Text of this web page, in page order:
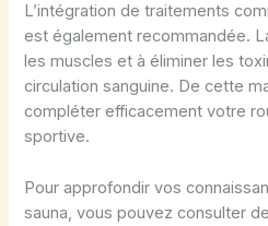
L’intégration de traitements
est également recommandée.
les muscles et à éliminer les
circulation sanguine. De cette
compléter efficacement votre
sportive.
Pour approfondir vos
sauna, vous pouvez consulter